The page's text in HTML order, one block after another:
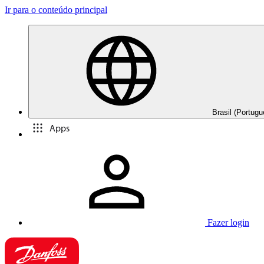
Ir para o conteúdo principal
Brasil
Apps
Fazer login